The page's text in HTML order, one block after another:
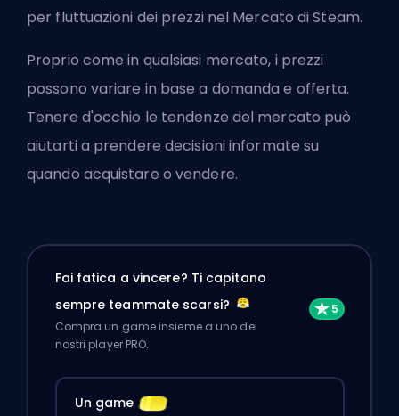
per fluttuazioni dei prezzi nel Mercato di Steam.
Proprio come in qualsiasi mercato, i prezzi
possono variare in base a domanda e offerta.
Tenere d'occhio le tendenze del mercato può
aiutarti a prendere decisioni informate su
quando acquistare o vendere.
Fai fatica a vincere? Ti capitano
sempre teammate scarsi?
Compra un game insieme a uno dei
nostri player PRO.
Un game